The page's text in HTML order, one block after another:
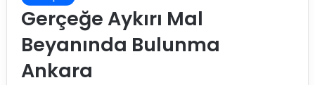
Gerçeğe Aykırı Mal
Beyanında Bulunma
Ankara